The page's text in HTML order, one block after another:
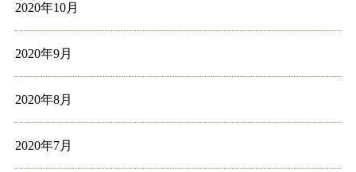
2020年10月
2020年9月
2020年8月
2020年7月